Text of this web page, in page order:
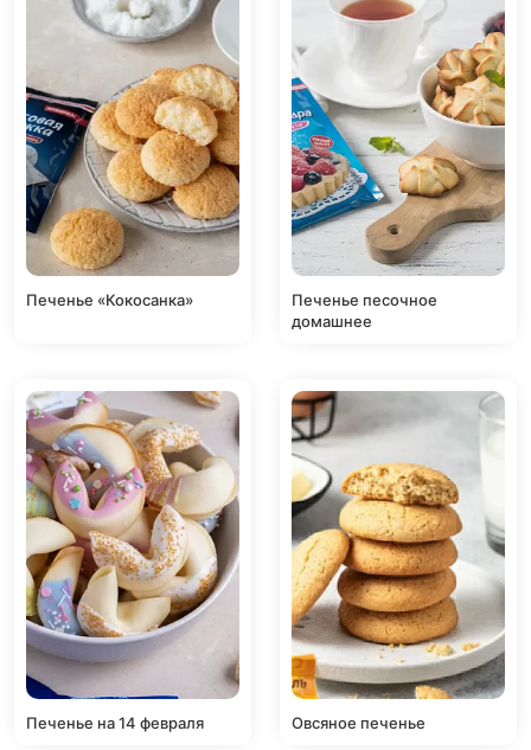
Печенье «Кокосанка»
Печенье песочное
домашнее
Печенье на 14 февраля Овсяное печенье